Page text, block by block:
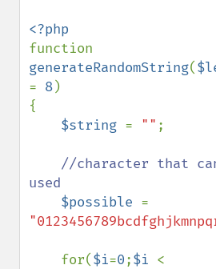
generateRandomString(
= 8)
{
$string = "" ;
//character that
used
$possible
    for(
$i=0;$i